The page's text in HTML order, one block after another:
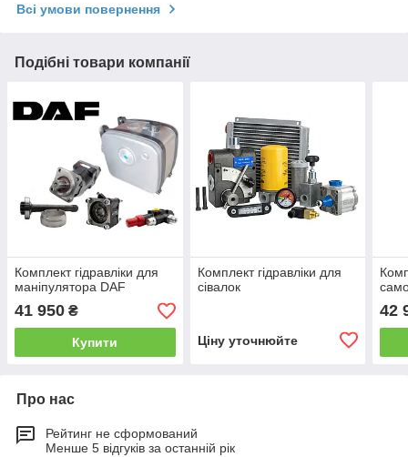
Всі умови повернення
Подібні товари компанії
Комплект гідравліки для
маніпулятора DAF
41 950 ₴
Купити
Комплект гідравліки для
сівалок
Ціну уточнюйте
42
Про нас
Рейтинг не сформований
Менше 5 відгуків за останній рік